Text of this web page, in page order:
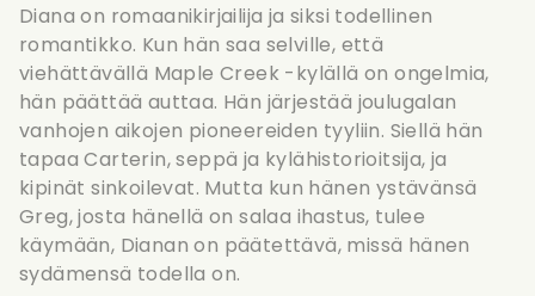
Diana on romaanikirjailija ja siksi todellinen
romantikko. Kun hän saa selville, että
viehättävällä Maple Creek -kylällä on ongelmia,
hän päättää auttaa. Hän järjestää joulugalan
vanhojen aikojen pioneereiden tyyliin. Siellä hän
tapaa Carterin, seppä ja kylähistorioitsija, ja
kipinät sinkoilevat. Mutta kun hänen ystävänsä
Greg, josta hänellä on salaa ihastus, tulee
käymään, Dianan on päätettävä, missä hänen
sydämensä todella on.